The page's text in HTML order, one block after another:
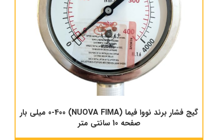
گیج فشار برند نووا فیما (NUOVA FIMA) 0-400 میلی بار
صفحه 10 سانتی متر